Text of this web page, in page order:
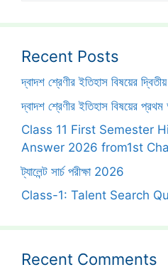
Recent Posts
দ্বাদশ শ্রেণীর ইতিহাস বিষয়ের
দ্বাদশ শ্রেণীর ইতিহাস বিষয়ের
Class 11 First Semester
Answer 2026 from1st
ট্যালেন্ট সার্চ পরীক্ষা 2026
Class-1: Talent Search
Recent Comments